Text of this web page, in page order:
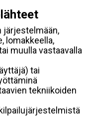
järjestelmään,
lomakkeella,
muulla vastaavalla
tai
tekniikoiden